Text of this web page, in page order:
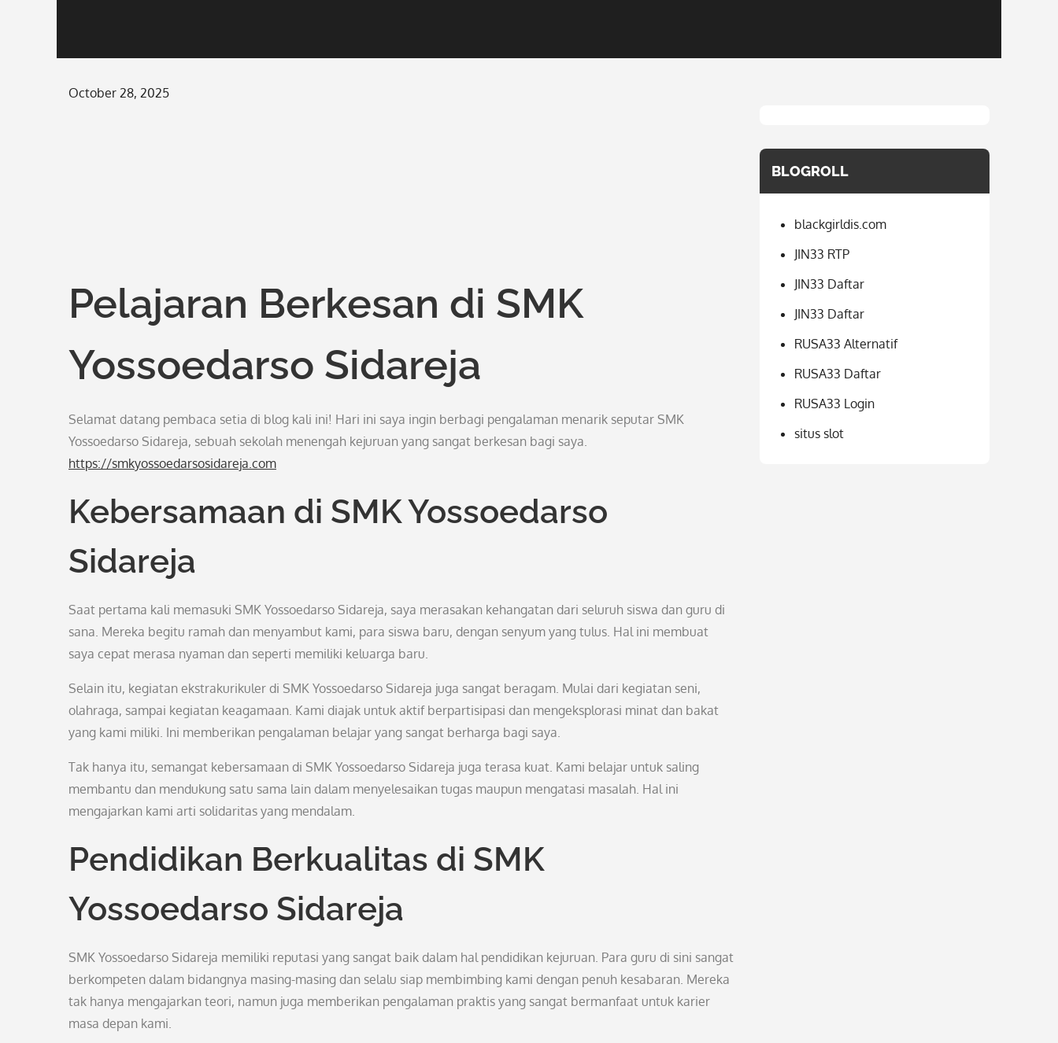
Posted
October 28, 2025
Pelajaran Berkesan di SMK
Yossoedarso Sidareja
Selamat datang pembaca setia di blog kali ini! Hari ini saya ingin berbagi pengalaman menarik seputar SMK
Yossoedarso Sidareja, sebuah sekolah menengah kejuruan yang sangat berkesan bagi saya.
https://smkyossoedarsosidareja.com
Kebersamaan di SMK Yossoedarso
Sidareja
Saat pertama kali memasuki SMK Yossoedarso Sidareja, saya merasakan kehangatan dari seluruh siswa dan guru di
sana. Mereka begitu ramah dan menyambut kami, para siswa baru, dengan senyum yang tulus. Hal ini membuat
saya cepat merasa nyaman dan seperti memiliki keluarga baru.
Selain itu, kegiatan ekstrakurikuler di SMK Yossoedarso Sidareja juga sangat beragam. Mulai dari kegiatan seni,
olahraga, sampai kegiatan keagamaan. Kami diajak untuk aktif berpartisipasi dan mengeksplorasi minat dan bakat
yang kami miliki. Ini memberikan pengalaman belajar yang sangat berharga bagi saya.
Tak hanya itu, semangat kebersamaan di SMK Yossoedarso Sidareja juga terasa kuat. Kami belajar untuk saling
membantu dan mendukung satu sama lain dalam menyelesaikan tugas maupun mengatasi masalah. Hal ini
mengajarkan kami arti solidaritas yang mendalam.
Pendidikan Berkualitas di SMK
Yossoedarso Sidareja
SMK Yossoedarso Sidareja memiliki reputasi yang sangat baik dalam hal pendidikan kejuruan. Para guru di sini sangat
berkompeten dalam bidangnya masing-masing dan selalu siap membimbing kami dengan penuh kesabaran. Mereka
tak hanya mengajarkan teori, namun juga memberikan pengalaman praktis yang sangat bermanfaat untuk karier
masa depan kami.
BLOGROLL
blackgirldis.com
JIN33 RTP
JIN33 Daftar
JIN33 Daftar
RUSA33 Alternatif
RUSA33 Daftar
RUSA33 Login
situs slot